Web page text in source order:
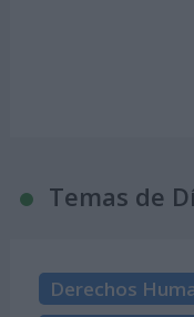
Temas de
Derechos